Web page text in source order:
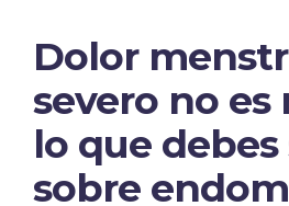
Dolor
severo no es
lo que debes
sobre